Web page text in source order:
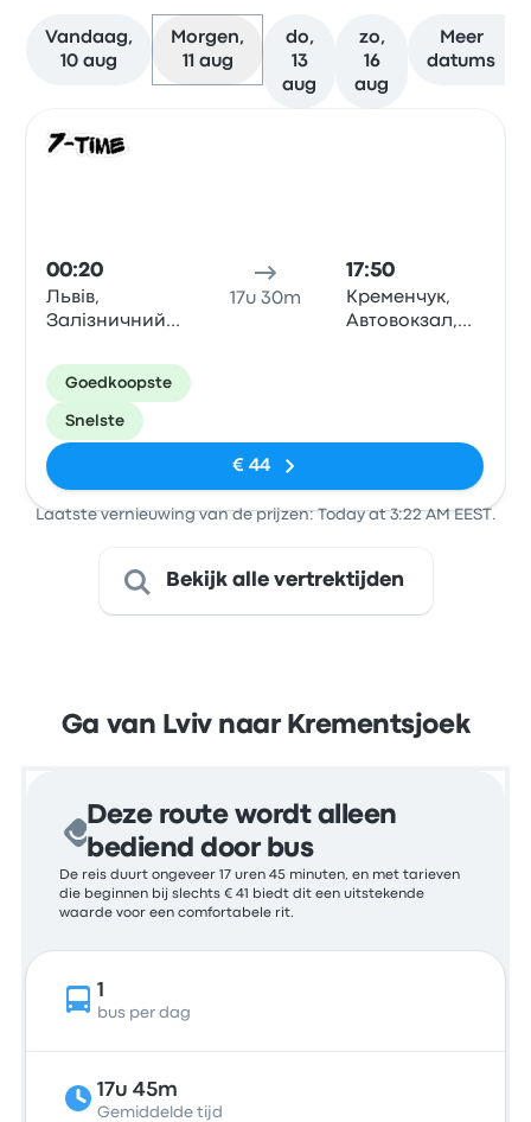
Vandaag,
10 aug
Morgen,
11 aug
do,
13
aug
zo,
16
aug
Meer
datums
00:20
Львів,
Залізничний
(платна
парковка),
вул.
Чернівецька,
21, Lviv
17u 30m
17:50
Кременчук,
Автовокзал,
Goedkoopste
Snelste
€ 44
Laatste vernieuwing van de prijzen: Today at 3:22 AM EEST.
Bekijk alle vertrektijden
Ga van Lviv naar Krementsjoek
Deze route wordt alleen
bediend door bus
De reis duurt ongeveer 17 uren 45 minuten, en met tarieven
die beginnen bij slechts € 41 biedt dit een uitstekende
waarde voor een comfortabele rit.
1
bus per dag
17u 45m
Gemiddelde tijd